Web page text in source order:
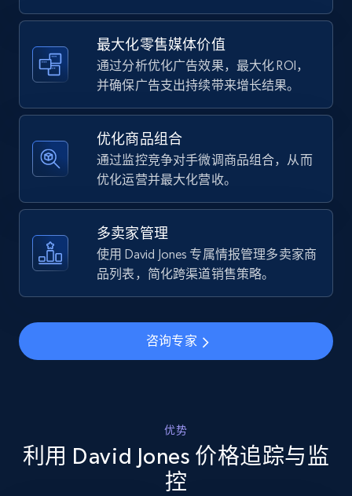
Walmart - products
URL, Final price, Sku, Currency, Gtin,
more.
875+ 立即开始
Walmart - products - Find new products by
using specific category URL
URL, Final price, Sku, Currency, Gtin,
Specifications, Image urls, Top reviews, and
5.6K+ 875+ 立即开始
Walmart - products - Collects products by
specific keywords
URL, Final price, Sku, Currency, Gtin,
最大化零售媒体价值
通过分析优化广告效果，最大化 ROI，
并确保广告支出持续带来增长结果。
优化商品组合
通过监控竞争对手微调商品组合，从而
优化运营并最大化营收。
多卖家管理
使用 David Jones 专属情报管理多卖家商
品列表，简化跨渠道销售策略。
咨询专家
优势
利用 David Jones 价格追踪与监
控